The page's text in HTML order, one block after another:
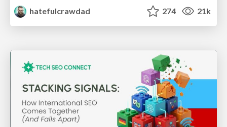
hatefulcrawdad
274 21k